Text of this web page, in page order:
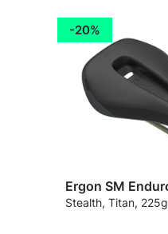
20%
Stealth, Titan, 225g